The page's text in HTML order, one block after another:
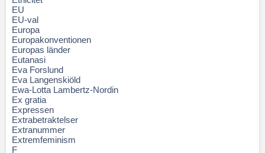
EU
EU-val
Europa
Europakonventionen
Europas länder
Eutanasi
Eva Forslund
Eva Langenskiöld
Ewa-Lotta Lambertz-Nordin
Ex gratia
Expressen
Extrabetraktelser
Extranummer
Extremfeminism
F